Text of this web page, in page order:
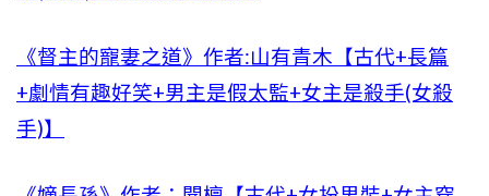
《督主的寵妻之道》作者:山有青木【古代+長篇
+劇情有趣好笑+男主是假太監+女主是殺手(女殺
手)】